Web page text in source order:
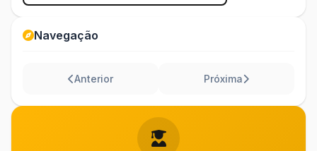
Navegação
Anterior Próxima